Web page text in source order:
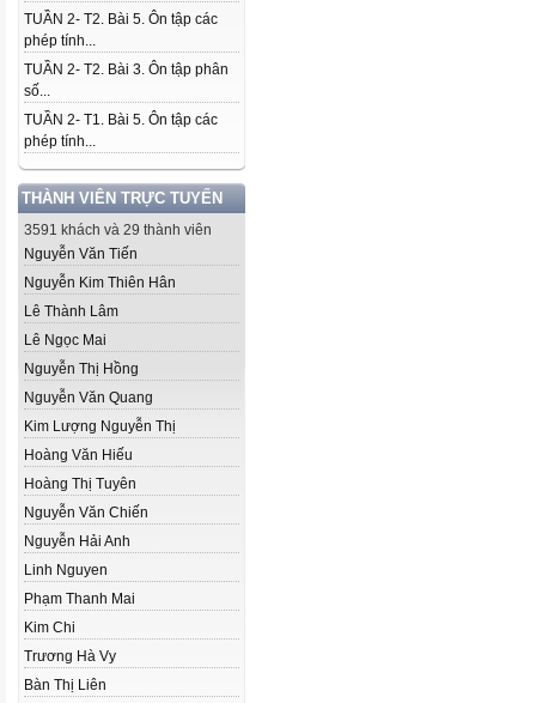
TUẦN 2- T2. Bài 5. Ôn tập các
phép tính...
TUẦN 2- T2. Bài 3. Ôn tập phân
số...
TUẦN 2- T1. Bài 5. Ôn tập các
phép tính...
THÀNH VIÊN TRỰC TUYẾN
3591 khách và 29 thành viên
Nguyễn Văn Tiến
Nguyễn Kim Thiên Hân
Lê Thành Lâm
Lê Ngọc Mai
Nguyễn Thị Hồng
Nguyễn Văn Quang
Kim Lượng Nguyễn Thị
Hoàng Văn Hiếu
Hoàng Thị Tuyên
Nguyễn Văn Chiến
Nguyễn Hải Anh
Linh Nguyen
Phạm Thanh Mai
Kim Chi
Trương Hà Vy
Bàn Thị Liên